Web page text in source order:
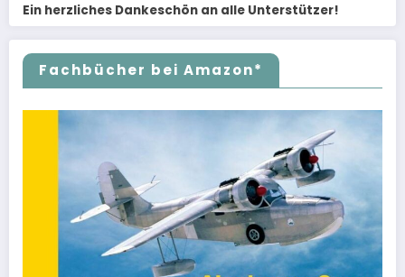
Ein herzliches Dankeschön an alle Unterstützer!
Fachbücher bei Amazon*